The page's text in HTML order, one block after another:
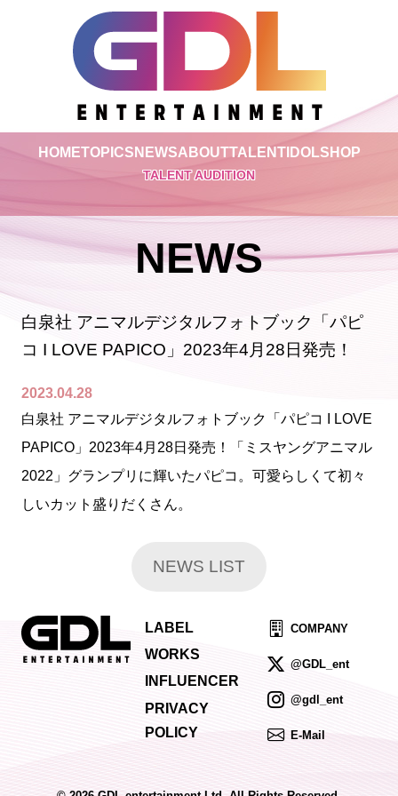
HOMETOPICS NEWSABOUTTALENTIDOLSHOP
TALENT AUDITION
NEWS
白泉社 アニマルデジタルフォトブック「パピ
コ I LOVE PAPICO」2023年4月28日発売！
2023.04.28
白泉社 アニマルデジタルフォトブック「パピコ I LOVE
PAPICO」2023年4月28日発売！「ミスヤングアニマル
2022」グランプリに輝いたパピコ。可愛らしくて初々
しいカット盛りだくさん。
NEWS LIST
LABEL
WORKS
INFLUENCER
PRIVACY
POLICY
COMPANY
@GDL_ent
@gdl_ent
E-Mail